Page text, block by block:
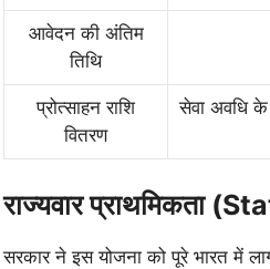
आवेदन की अंतिम
तिथि
प्रोत्साहन राशि
वितरण
सेवा अवधि
राज्यवार प्राथमिकता
सरकार ने इस योजना को पूरे भारत में